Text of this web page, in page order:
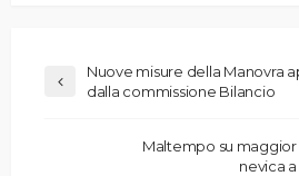
Nuove misure della Manovra
dalla commissione Bilancio
Maltempo su maggior
nevica